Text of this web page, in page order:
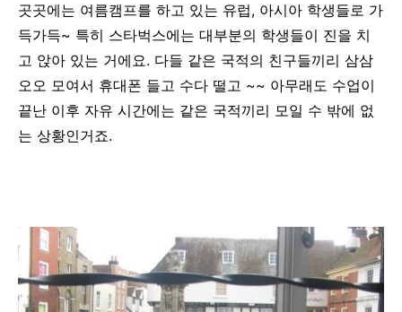
곳곳에는 여름캠프를 하고 있는 유럽, 아시아 학생들로 가
득가득~ 특히 스타벅스에는 대부분의 학생들이 진을 치
고 앉아 있는 거에요. 다들 같은 국적의 친구들끼리 삼삼
오오 모여서 휴대폰 들고 수다 떨고 ~~ 아무래도 수업이
끝난 이후 자유 시간에는 같은 국적끼리 모일 수 밖에 없
는 상황인거죠.